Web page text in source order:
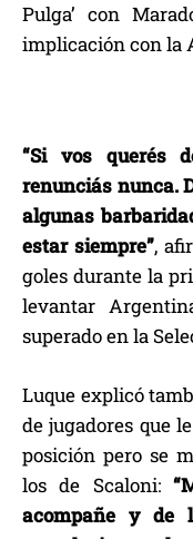
Pulga’ con
implicación con la
“Si vos querés
renunciás nunca.
algunas
estar siempre”,
goles durante la
levantar
superado en la
Luque explicó
de jugadores que
posición pero se
los de Scaloni:
acompañe y de